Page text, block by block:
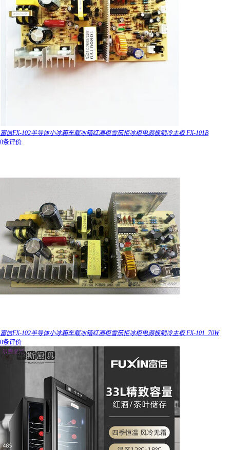
富信FX-102半导体小冰箱车载冰箱红酒柜雪茄柜冰柜电源板制冷主板 FX-101B
0条评价
富信FX-102半导体小冰箱车载冰箱红酒柜雪茄柜冰柜电源板制冷主板 FX-101_70W
0条评价